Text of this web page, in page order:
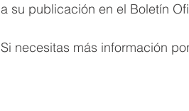
a su publicación en el Boletín
Si necesitas más información